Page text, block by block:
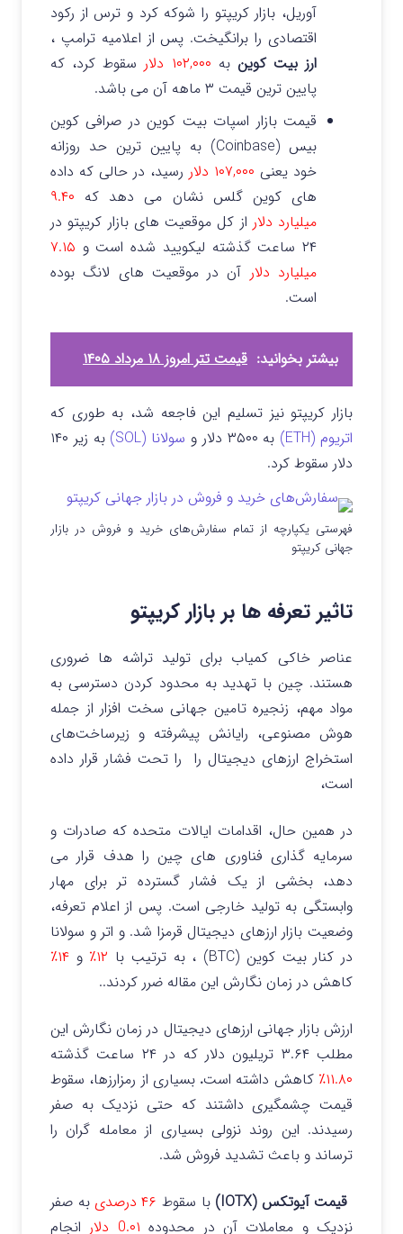
آوریل، بازار کریپتو را شوکه کرد و ترس از رکود
اقتصادی را برانگیخت. پس از اعلامیه ترامپ ،
ارز بیت کوین به ۱۰۲,۰۰۰ دلار
سقوط کرد، که
پایین ترین قیمت ۳ ماهه آن می باشد.
قیمت بازار اسپات بیت کوین در صرافی کوین
بیس (Coinbase) به پایین ترین حد روزانه
خود یعنی ۱۰۷,۰۰۰ دلار
رسید، در حالی که داده
های کوین گلس نشان می دهد که ۹.۴۰
میلیارد دلار از کل موقعیت های بازار کریپتو در
۲۴ ساعت گذشته لیکویید شده است و
۷.۱۵
میلیارد دلار آن در موقعیت های لانگ بوده
است.
بیشتر بخوانید: قیمت تتر امروز ۱۸ مرداد ۱۴۰۵
بازار کریپتو نیز تسلیم این فاجعه شد، به طوری که
اتریوم (ETH)
به ۳۵۰۰ دلار و سولانا (SOL)
به زیر ۱۴۰
دلار سقوط کرد.
فهرستی یکپارچه از تمام سفارش‌های خرید و فروش در بازار
جهانی کریپتو
تاثیر تعرفه ها بر بازار کریپتو
عناصر خاکی کمیاب برای تولید تراشه ها ضروری
هستند. چین با تهدید به محدود کردن دسترسی به
مواد مهم، زنجیره تامین جهانی سخت افزار از جمله
هوش مصنوعی، رایانش پیشرفته و زیرساخت‌های
استخراج ارزهای دیجیتال را را تحت فشار قرار داده
است،
در همین حال، اقدامات ایالات متحده که صادرات و
سرمایه گذاری فناوری های چین را هدف قرار می
دهد، بخشی از یک فشار گسترده تر برای مهار
وابستگی به تولید خارجی است.پس از اعلام تعرفه،
وضعیت بازار ارزهای دیجیتال قرمزا شد. و اتر و سولانا
در کنار بیت کوین (BTC) ، به ترتیب با
۱۲٪ و ۱۴٪
کاهش در زمان نگارش این مقاله ضرر کردند..
ارزش بازار جهانی ارزهای دیجیتال در زمان نگارش این
مطلب ۳.۶۴ تریلیون دلار که در ۲۴ ساعت گذشته
۱۱.۸۰٪ کاهش داشته است.بسیاری از رمزارزها، سقوط
قیمت چشمگیری داشتند که حتی نزدیک به صفر
رسیدند. این روند نزولی بسیاری از معامله گران را
ترساند و باعث تشدید فروش شد.
قیمت آیوتکس (IOTX) با سقوط ۴۶ درصدی
به صفر
نزدیک و معاملات آن در محدوده0.۰۱ دلار انجام